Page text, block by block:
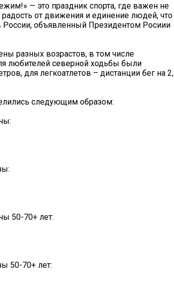
— это праздник спорта, где важен не
радость от движения и единение людей, что
объявленный Президентом Росиии
разных возрастов, в том числе
любителей северной ходьбы были
для легкоатлетов – дистанции бег на 2,
следующим образом:
50-70+ лет:
50-70+ лет: